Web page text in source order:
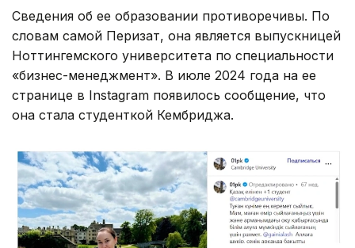
Сведения об ее образовании противоречивы. По
словам самой Перизат, она является выпускницей
Ноттингемского университета по специальности
«бизнес-менеджмент». В июле 2024 года на ее
странице в Instagram появилось сообщение, что
она стала студенткой Кембриджа.